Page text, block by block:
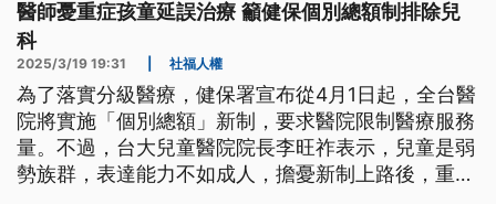
醫師憂重症孩童延誤治療 籲健保個別總額制排除兒
科
2025/3/19 19:31 社福人權
為了落實分級醫療，健保署宣布從4月1日起，全台醫
院將實施「個別總額」新制，要求醫院限制醫療服務
量。不過，台大兒童醫院院長李旺祚表示，兒童是弱
勢族群，表達能力不如成人，擔憂新制上路後，重症